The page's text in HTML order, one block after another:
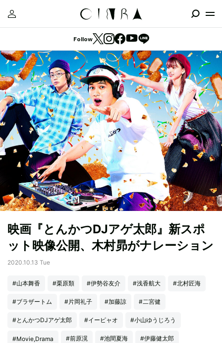
Follow
映画『とんかつDJアゲ太郎』新スポ
ット映像公開、木村昴がナレーション
2020.10.13 Tue
#山本舞香 #栗原類 #伊勢谷友介 #浅香航大 #北村匠海
#ブラザートム #片岡礼子 #加藤諒 #二宮健
#とんかつDJアゲ太郎 #イーピャオ #小山ゆうじろう
#Movie,Drama #前原滉 #池間夏海 #伊藤健太郎